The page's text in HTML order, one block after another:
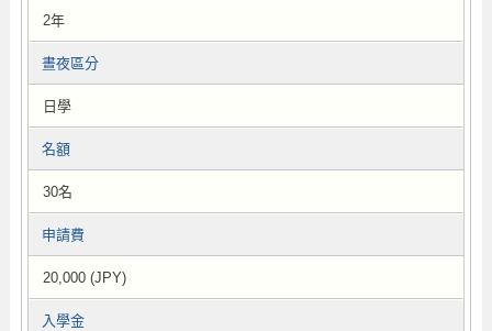
2年
晝夜區分
日學
名額
30名
申請費
20,000 (JPY)
入學金